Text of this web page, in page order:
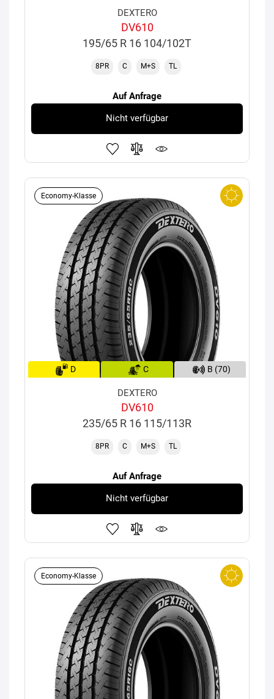
DEXTERO
DV610
195/65 R 16 104/102T
8PR C M+S TL
Auf Anfrage
Nicht verfügbar
Economy-Klasse
D C B (70)
DEXTERO
DV610
235/65 R 16 115/113R
8PR C M+S TL
Auf Anfrage
Nicht verfügbar
Economy-Klasse